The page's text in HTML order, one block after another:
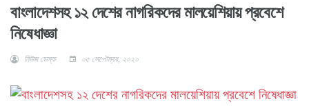
বাংলাদেশসহ ১২ দেশের নাগরিকদের মালয়েশিয়ায় প্রবেশে
নিষেধাজ্ঞা
নিউজ ডেস্ক ০৫ সেপ্টেম্বর, ২০২০